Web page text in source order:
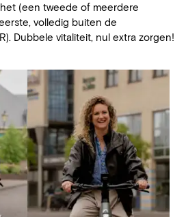
(een tweede of meerdere
volledig buiten de
Dubbele vitaliteit, nul extra zorgen!